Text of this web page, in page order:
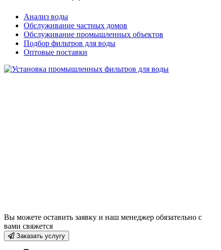
Анализ воды
Обслуживание частных домов
Обслуживание промышленных объектов
Подбор фильтров для воды
Оптовые поставки
Вы можете оставить заявку и наш менеджер обязательно с
вами свяжется
Заказать услугу